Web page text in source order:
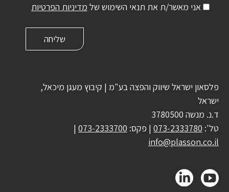
אני מאשר/ת את תנאי השימוש של מדיניות הפרטיות
פלסאון ישראל שיווק והפצה בע"מ | קיבוץ מעגן מיכאל,
ישראל
ד.נ. מנשה 3780500
טל': 073-2333780 | פקס: 073-2333700
|
info@plasson.co.il